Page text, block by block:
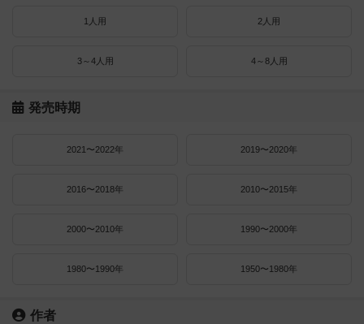
1人用 2人用
3～4人用 4～8人用
発売時期
2021〜2022年 2019〜2020年
2016〜2018年 2010〜2015年
2000〜2010年 1990〜2000年
1980〜1990年 1950〜1980年
作者